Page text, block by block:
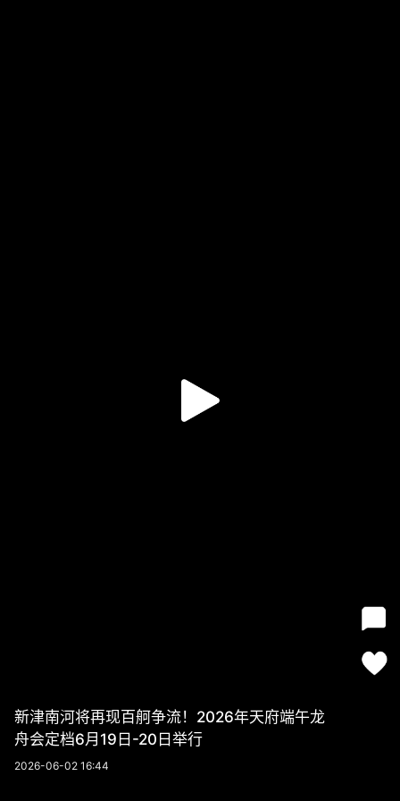
新津南河将再现百舸争流！2026年天府端午龙
舟会定档6月19日-20日举行
2026-06-02 16:44